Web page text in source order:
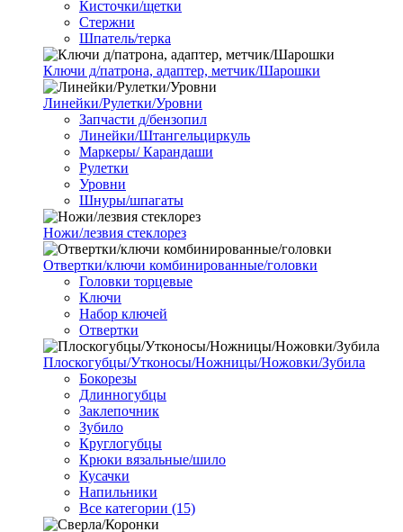
Кисточки/щетки
Стержни
Шпатель/терка
Ключи д/патрона, адаптер, метчик/Шарошки
Линейки/Рулетки/Уровни
Запчасти д/бензопил
Линейки/Штангельциркуль
Маркеры/ Карандаши
Рулетки
Уровни
Шнуры/шпагаты
Ножи/лезвия стеклорез
Отвертки/ключи комбинированные/головки
Головки торцевые
Ключи
Набор ключей
Отвертки
Плоскогубцы/Утконосы/Ножницы/Ножовки/Зубила
Бокорезы
Длинногубцы
Заклепочник
Зубило
Круглогубцы
Крюки вязальные/шило
Кусачки
Напильники
Все категории (15)